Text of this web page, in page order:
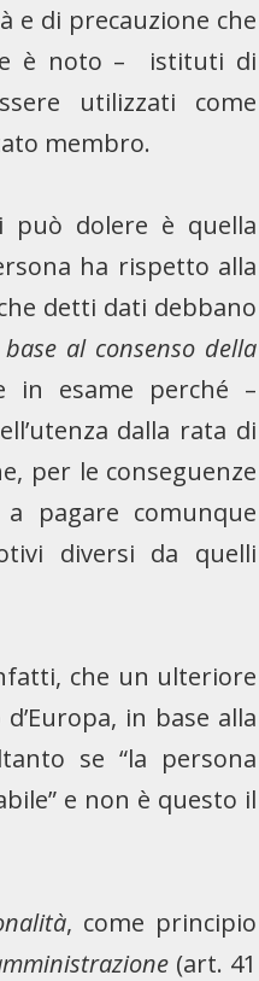
e di precauzione che
è noto – istituti di
utilizzati come
membro.
può dolere è quella
ha rispetto alla
detti dati debbano
al consenso della
in esame perché –
dalla rata di
per le conseguenze
pagare comunque
diversi da quelli
che un ulteriore
in base alla
se “la persona
e non è questo il
, come principio
(art. 41